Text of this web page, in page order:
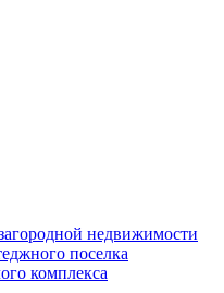
недвижимости
поселка
комплекса